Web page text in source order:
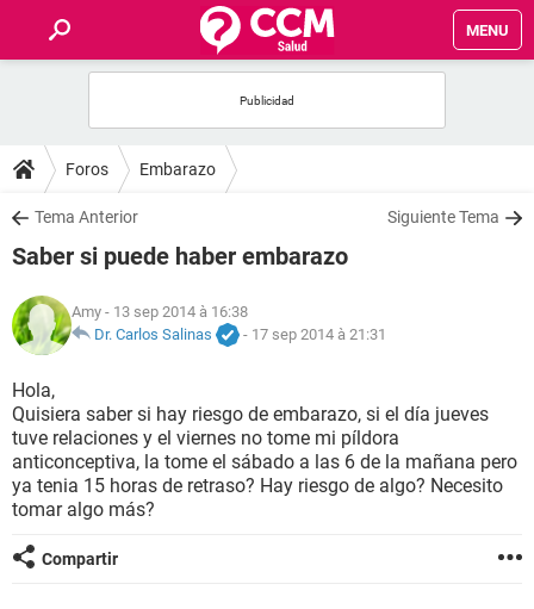
MENU
FORUMS
SALUD
NUTRICIÓN
BIENESTAR
SEXUALIDAD
GLOSARIO
Foros Embarazo
Tema Anterior Siguiente Tema
Saber si puede haber embarazo
Amy - 13 sep 2014 à 16:38
Dr. Carlos Salinas
- 17 sep 2014 à 21:31
Hola,
Quisiera saber si hay riesgo de embarazo, si el día jueves
tuve relaciones y el viernes no tome mi píldora
anticonceptiva, la tome el sábado a las 6 de la mañana pero
ya tenia 15 horas de retraso? Hay riesgo de algo? Necesito
tomar algo más?
Compartir